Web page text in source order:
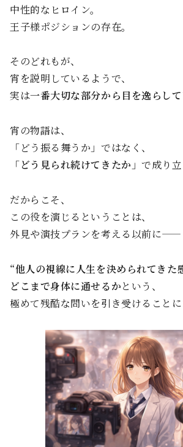
中性的なヒロイン。
王子様ポジションの存在。
そのどれもが、
宵を説明しているようで、
実は一番大切な部分から目を逸らして
宵の物語は、
「どう振る舞うか」ではなく、
「どう見られ続けてきたか」で成り立
だからこそ、
この役を演じるということは、
外見や演技プランを考える以前に——
“他人の視線に人生を決められてきた
どこまで身体に通せるかという、
極めて残酷な問いを引き受けることに